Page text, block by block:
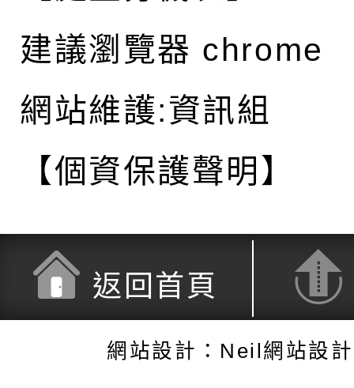
建議瀏覽器 chrome
網站維護:資訊組
【個資保護聲明】
返回首頁
網站設計：Neil網站設